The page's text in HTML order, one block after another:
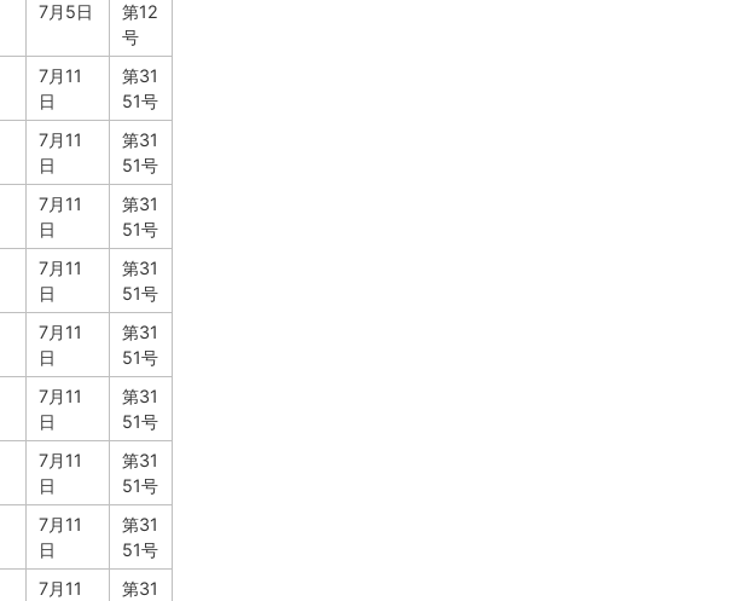
7月5日
第12
号
7月11
日
第31
51号
7月11
日
第31
51号
7月11
日
第31
51号
7月11
日
第31
51号
7月11
日
第31
51号
7月11
日
第31
51号
7月11
日
第31
51号
7月11
日
第31
51号
7月11
第31